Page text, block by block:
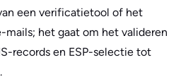
een verificatietool of het
het gaat om het valideren
records en ESP-selectie tot